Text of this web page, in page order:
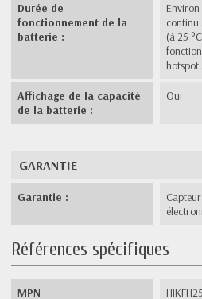
Durée de
fonctionnement de la
batterie :
continu
(à 25
hotspot
Affichage de la capacité
de la batterie :
Oui
GARANTIE
Garantie :
Références spécifiques
MPN